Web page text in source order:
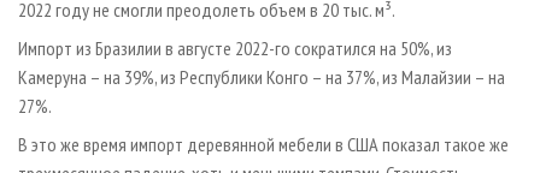
ИНСТРУМЕНТ И МАТЕРИАЛЫ
БИБЛИОТЕКА СПЕЦИАЛИСТА
2022 году не смогли преодолеть объем в 20 тыс. м³.
Импорт из Бразилии в августе 2022-го сократился на 50%, из
Камеруна – на 39%, из Республики Конго – на 37%, из Малайзии – на
27%.
В это же время импорт деревянной мебели в США показал такое же